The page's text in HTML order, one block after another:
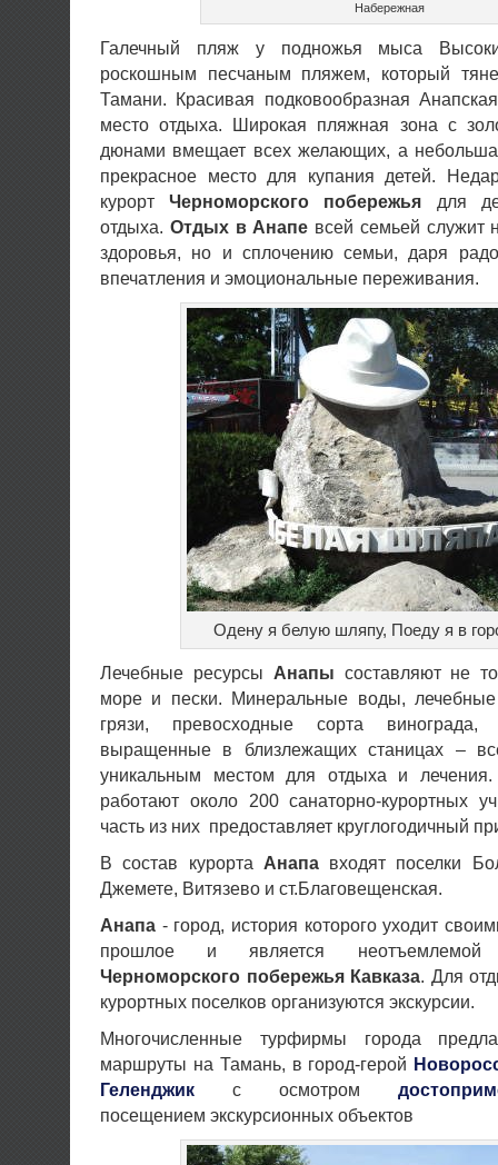
Набережная
Галечный пляж у подножья мыса
роскошным песчаным пляжем, который
Тамани. Красивая подковообразная
место отдыха. Широкая пляжная зона с
дюнами вмещает всех желающих, а
прекрасное место для купания детей.
курортЧерноморского побережья для
отдыха. Отдых в Анапе всей семьей служит
здоровья, но и сплочению семьи, даря
впечатления и эмоциональные переживания.
Одену я белую шляпу, Поеду я в
Лечебные ресурсы Анапы составляют не
море и пески. Минеральные воды,
грязи, превосходные сорта
выращенные в близлежащих станицах –
уникальным местом для отдыха и
работают около 200 санаторно-курортных
часть из них предоставляет круглогодичный
В состав курорта Анапавходят поселки
Джемете, Витязево и ст.Благовещенская.
Анапа - город, история которого уходит
прошлое и является
Черноморского побережья Кавказа. Для
курортных поселков организуются экскурсии.
Многочисленные турфирмы города
маршруты на Тамань, в город-герой
Геленджик с осмотром
посещением экскурсионных объектов